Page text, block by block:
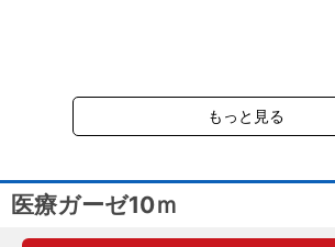
受けます。
もっと見る
医療ガーゼ10ｍ